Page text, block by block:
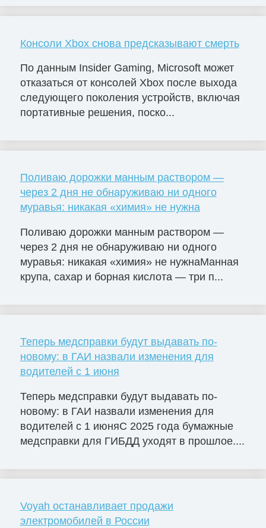
Консоли Xbox снова предсказывают смерть
По данным Insider Gaming, Microsoft может
отказаться от консолей Xbox после выхода
следующего поколения устройств, включая
портативные решения, поско...
Поливаю дорожки манным раствором —
через 2 дня не обнаруживаю ни одного
муравья: никакая «химия» не нужна
Поливаю дорожки манным раствором —
через 2 дня не обнаруживаю ни одного
муравья: никакая «химия» не нужнаМанная
крупа, сахар и борная кислота — три п...
Теперь медсправки будут выдавать по-
новому: в ГАИ назвали изменения для
водителей с 1 июня
Теперь медсправки будут выдавать по-
новому: в ГАИ назвали изменения для
водителей с 1 июняС 2025 года бумажные
медсправки для ГИБДД уходят в прошлое....
Voyah останавливает продажи
электромобилей в России